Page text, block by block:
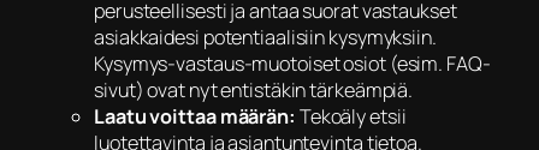
perusteellisesti ja antaa suorat vastaukset
asiakkaidesi potentiaalisiin kysymyksiin.
Kysymys-vastaus-muotoiset osiot (esim. FAQ-
sivut) ovat nyt entistäkin tärkeämpiä.
Laatu voittaa määrän: Tekoäly etsii
luotettavinta ja asiantuntevinta tietoa.